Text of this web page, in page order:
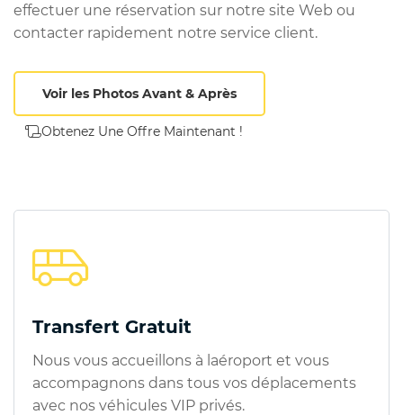
effectuer une réservation sur notre site Web ou
contacter rapidement notre service client.
Voir les Photos Avant & Après
Obtenez Une Offre Maintenant !
Transfert Gratuit
Nous vous accueillons à laéroport et vous
accompagnons dans tous vos déplacements
avec nos véhicules VIP privés.